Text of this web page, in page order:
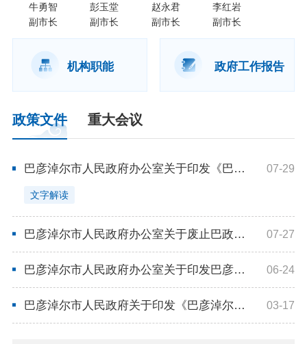
行政区划 自然地理 资源禀赋
牛勇智
副市长
彭玉堂
副市长
赵永君
副市长
李红岩
副市长
机构职能 政府工作报告
政策文件 重大会议
巴彦淖尔市人民政府办公室关于印发《巴彦淖尔市防汛抗旱应急预案 （2026年版）》的通知 07-29
文字解读
巴彦淖尔市人民政府办公室关于废止巴政办发〔2023〕13号文件的通知 07-27
巴彦淖尔市人民政府办公室关于印发巴彦淖尔市地震应急预案 （2026年版）的通知 06-24
巴彦淖尔市人民政府关于印发《巴彦淖尔市国民经济和社会发展第十五个五年规划纲要》的通知 03-17